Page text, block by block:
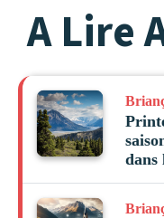
A Lire
dans